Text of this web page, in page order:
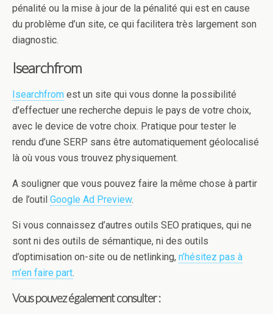
pénalité ou la mise à jour de la pénalité qui est en cause
du problème d’un site, ce qui facilitera très largement son
diagnostic.
Isearchfrom
Isearchfrom est un site qui vous donne la possibilité
d’effectuer une recherche depuis le pays de votre choix,
avec le device de votre choix. Pratique pour tester le
rendu d’une SERP sans être automatiquement géolocalisé
là où vous vous trouvez physiquement.
A souligner que vous pouvez faire la même chose à partir
de l’outil Google Ad Preview.
Si vous connaissez d’autres outils SEO pratiques, qui ne
sont ni des outils de sémantique, ni des outils
d’optimisation on-site ou de netlinking, n’hésitez pas à
m’en faire part.
Vous pouvez également consulter :